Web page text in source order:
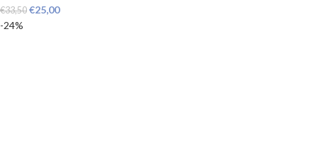
€33,50 €25,00
-24%